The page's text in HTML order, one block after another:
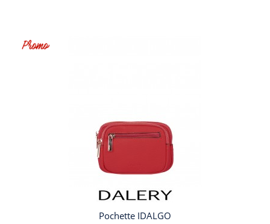
Pochette IDALGO